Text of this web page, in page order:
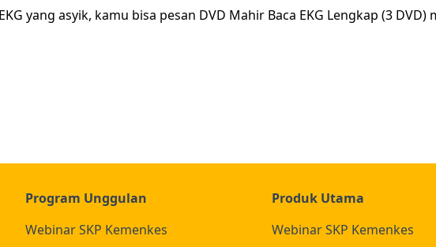
yang asyik, kamu bisa pesan DVD Mahir Baca EKG Lengkap (3 DVD)
Program Unggulan
Webinar SKP Kemenkes
Produk Utama
Webinar SKP Kemenkes